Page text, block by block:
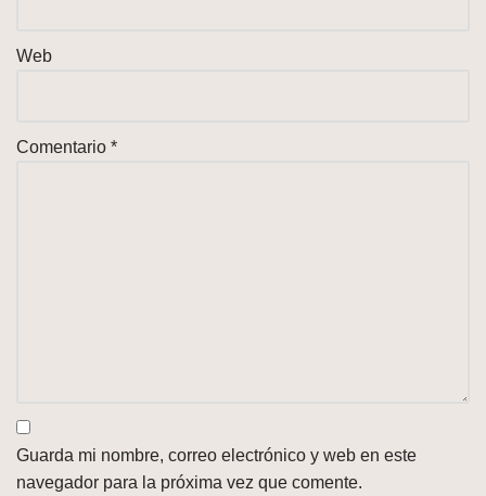
Web
Comentario *
Guarda mi nombre, correo electrónico y web en este
navegador para la próxima vez que comente.